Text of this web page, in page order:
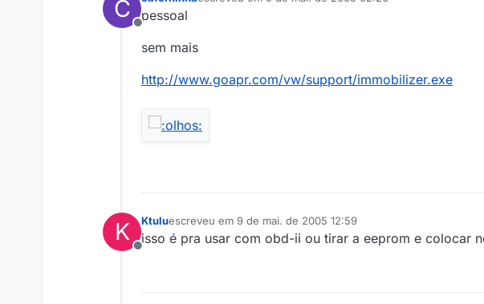
C
Offline
última edição por
pessoal
sem mais
http://www.goapr.com/vw/support/immobilizer.exe
K
Offline
Ktuluescreveu em 9 de mai. de 2005 12:59
última edição por
isso é pra usar com obd-ii ou tirar a eeprom e colocar